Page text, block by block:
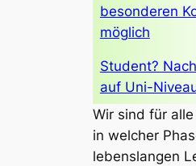
besonderen
möglich
Student?
auf Uni-
Wir sind für
in welcher
lebenslangen